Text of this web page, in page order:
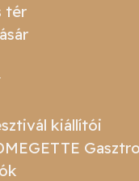
tér
kiállítói